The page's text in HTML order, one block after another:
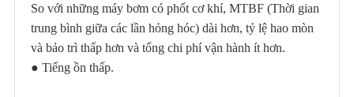
So với những máy bơm có phốt cơ khí, MTBF (Thời gian
trung bình giữa các lần hỏng hóc) dài hơn, tỷ lệ hao mòn
và bảo trì thấp hơn và tổng chi phí vận hành ít hơn.
● Tiếng ồn thấp.